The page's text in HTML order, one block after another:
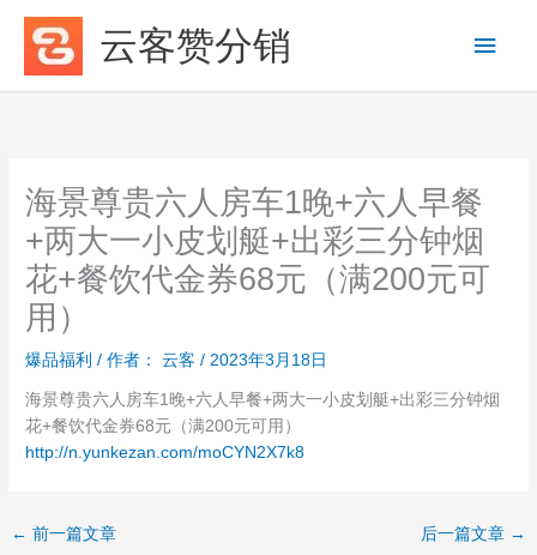
容
云客赞分销
主
菜
海景尊贵六人房车1晚+六人早餐
+两大一小皮划艇+出彩三分钟烟
花+餐饮代金券68元（满200元可
用）
爆品福利 / 作者： 云客/ 2023年3月18日
海景尊贵六人房车1晚+六人早餐+两大一小皮划艇+出彩三分钟烟
花+餐饮代金券68元（满200元可用）
http://n.yunkezan.com/moCYN2X7k8
← 前一篇文章 后一篇文章 →